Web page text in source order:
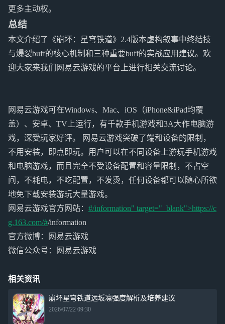
更多主动权。
总结
本文介绍了《崩坏：星穹铁道》2.4版本虚构叙事中终结技
与爆裂buff的核心机制和三种重要buff的实战应用建议。欢
迎大家来我们网易云游戏的平台上进行相关交流讨论。
网易云游戏可在Windows、Mac、iOS（iPhone&iPad均覆
盖）、安卓、TV上运行，有千款手机游戏和3A大作电脑游
戏，深受玩家好评。 网易云游戏突破了端和设备的限制，
不用安装，即点即玩。用户可以在不同设备上游玩手机游戏
和电脑游戏，而且完全不受设备配置和容量限制，不占空
间，不耗电，不吃配置，不发烫，任何设备都可以随心所欲
地免下载安装游玩大量游戏。
网易云游戏官方网站： #/information" target="_blank">https://c
g.163.com/#/information
官方微博：网易云游戏
微信公众号：网易云游戏
相关资讯
崩坏星穹铁道远坂凛强度解析及培养建议
2026/07/22 09:30